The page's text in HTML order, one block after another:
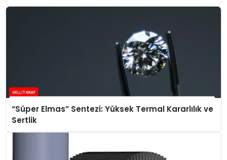
“Süper Elmas” Sentezi: Yüksek Termal Kararlılık ve
Sertlik